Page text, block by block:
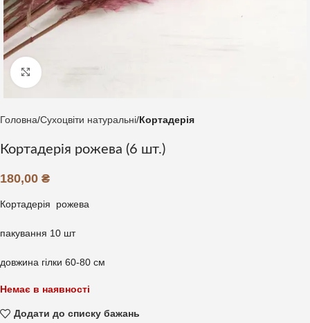
Головна Сухоцвіти натуральні Кортадерія
Кортадерія рожева (6 шт.)
180,00 ₴
Кортадерія рожева
пакування 10 шт
довжина гілки 60-80 см
Немає в наявності
Додати до списку бажань